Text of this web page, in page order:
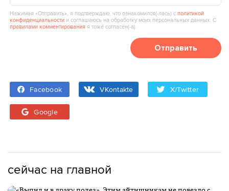
Нажимая «Отправить», я подтверждаю, что ознакомился(‑лась) сполитикой
конфиденциальности и соглашаюсь на обработку моих персональных данных. С
правилами комментирования я тоже согласен(‑а).
Отправить
Facebook VKontakte X/Twitter
Google
сейчас на главной